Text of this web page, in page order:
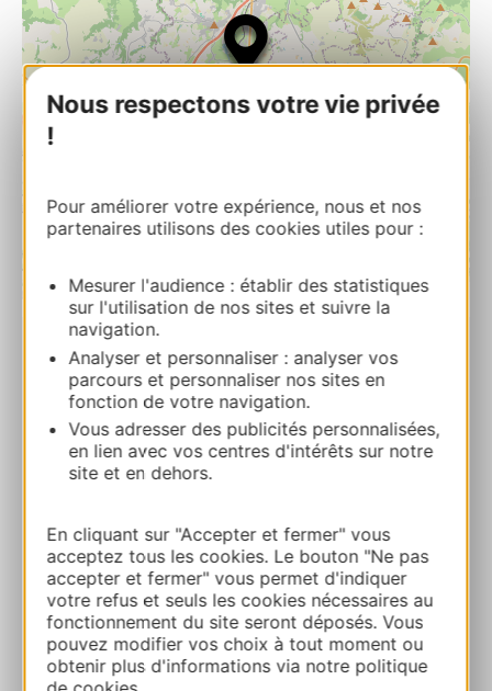
Nous respectons votre vie privée
!
Pour améliorer votre expérience, nous et nos
partenaires utilisons des cookies utiles pour :
Mesurer l'audience : établir des statistiques
sur l'utilisation de nos sites et suivre la
navigation.
Analyser et personnaliser : analyser vos
parcours et personnaliser nos sites en
fonction de votre navigation.
Vous adresser des publicités personnalisées,
en lien avec vos centres d'intérêts sur notre
site et en dehors.
En cliquant sur "Accepter et fermer" vous
acceptez tous les cookies. Le bouton "Ne pas
accepter et fermer" vous permet d'indiquer
votre refus et seuls les cookies nécessaires au
fonctionnement du site seront déposés. Vous
pouvez modifier vos choix à tout moment ou
obtenir plus d'informations via notre politique
Leaflet | Map data ©OpenStreetMap contributors
L’Arlequin
19 Avenue du Stade 12450 LUC
Ruta y acceso
E-mail
Facebook